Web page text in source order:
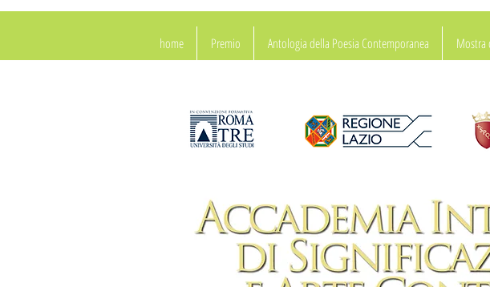
home Premio Antologia della Poesia Contemporanea Mostra